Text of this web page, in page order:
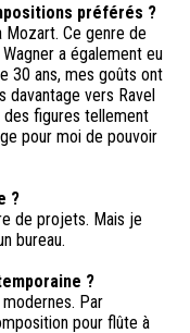
préférés ?
Mozart. Ce genre de
a également eu
30 ans, mes goûts ont
davantage vers Ravel
des figures tellement
pour moi de pouvoir
?
de projets. Mais je
bureau.
?
Par
pour flûte à